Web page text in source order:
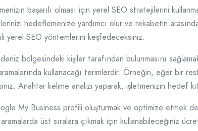
başarılı olması için yerel SEO stratejilerini
hedeflemenize yardımcı olur ve rekabetin
yerel SEO yöntemlerini keşfedeceksiniz.
bölgesindeki kişiler tarafından bulunmasını
kullanacağı terimlerdir. Örneğin, eğer bir
Anahtar kelime analizi yaparak, işletmenizin hedef
My Business profili oluşturmak ve optimize etmek
üst sıralara çıkmak için kullanabileceğiniz